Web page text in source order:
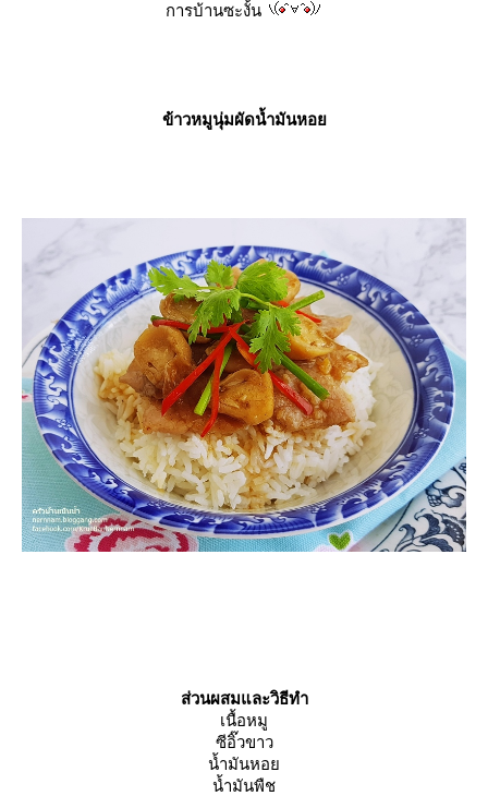
การบ้านซะงั้น
ข้าวหมูนุ่มผัดน้ำมันหอ
ส่วนผสมและวิธีทำ
เนื้อหมู
ซีอิ๊วขาว
น้ำมันหอ
น้ำมันพืช